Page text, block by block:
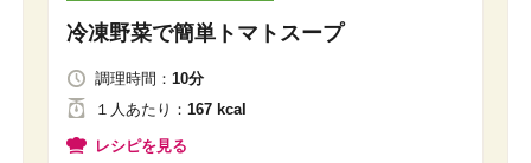
冷凍野菜で簡単トマトスープ
調理時間： 10分
１人あたり ： 167 kcal
レシピを見る